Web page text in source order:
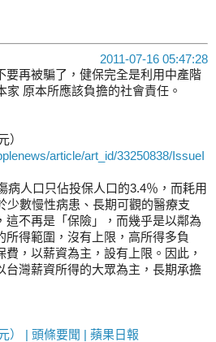
2011-07-16 05:47:28
要再被騙了，健保完全是利用中產階
家 原本所應該負擔的社會責任。
）
article/art_id/33250838/IssueI
病人口只佔投保人口的3.4％，而耗用
少數慢性病患、長期可觀的醫療支
這不再是「保險」，而幾乎是以鄰為
所得範圍，沒有上限，高所得多負
，以薪資為主，設有上限。因此，
台灣薪資所得的大眾為主，長期承擔
） | 頭條要聞 | 蘋果日報